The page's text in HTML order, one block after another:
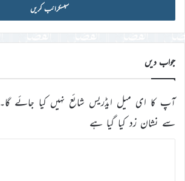
ڈی
درج
کریں
جواب دیں
آپ کا ای میل ایڈریس شائع نہیں کیا جائے گا۔
سے نشان زد کیا گیا ہے